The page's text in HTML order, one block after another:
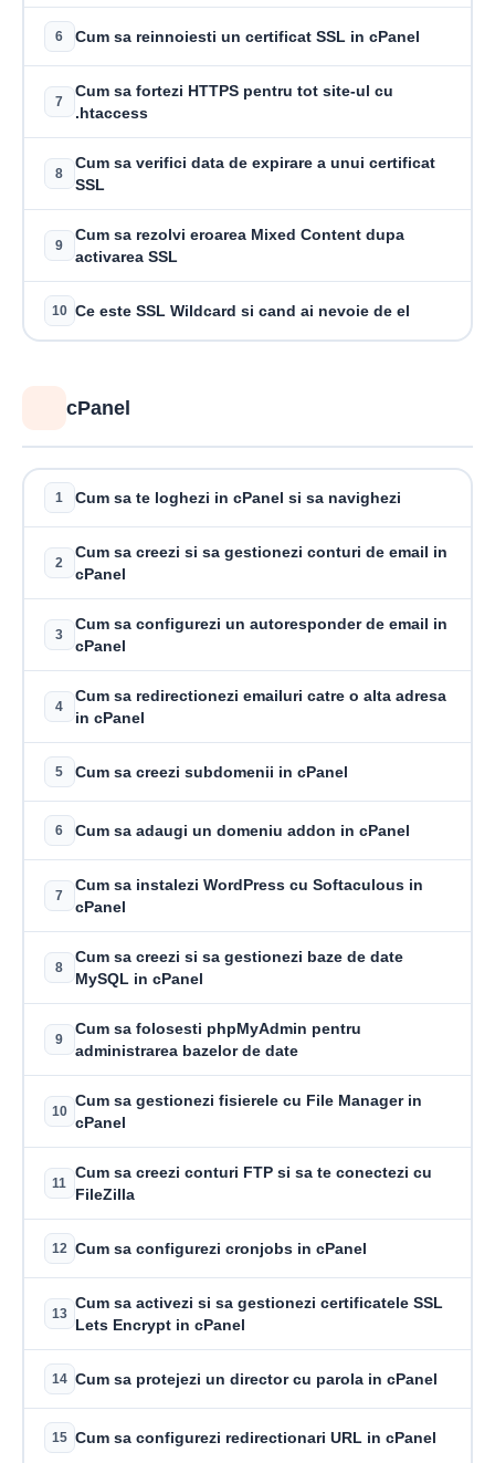
6 Cum sa reinnoiesti un certificat SSL in cPanel
7
Cum sa fortezi HTTPS pentru tot site-ul cu
.htaccess
8
Cum sa verifici data de expirare a unui certificat
SSL
9
Cum sa rezolvi eroarea Mixed Content dupa
activarea SSL
10 Ce este SSL Wildcard si cand ai nevoie de el
cPanel
1 Cum sa te loghezi in cPanel si sa navighezi
2
Cum sa creezi si sa gestionezi conturi de email in
cPanel
3
Cum sa configurezi un autoresponder de email in
cPanel
4
Cum sa redirectionezi emailuri catre o alta adresa
in cPanel
5 Cum sa creezi subdomenii in cPanel
6 Cum sa adaugi un domeniu addon in cPanel
7
Cum sa instalezi WordPress cu Softaculous in
cPanel
8
Cum sa creezi si sa gestionezi baze de date
MySQL in cPanel
9
Cum sa folosesti phpMyAdmin pentru
administrarea bazelor de date
10
Cum sa gestionezi fisierele cu File Manager in
cPanel
11
Cum sa creezi conturi FTP si sa te conectezi cu
FileZilla
12 Cum sa configurezi cronjobs in cPanel
13
Cum sa activezi si sa gestionezi certificatele SSL
Lets Encrypt in cPanel
14 Cum sa protejezi un director cu parola in cPanel
15 Cum sa configurezi redirectionari URL in cPanel